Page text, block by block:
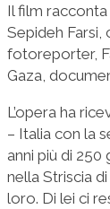
Il film racconta
Sepideh Farsi,
fotoreporter,
Gaza,
L’opera ha
– Italia con la
anni più di 250
nella Striscia
loro. Di lei ci